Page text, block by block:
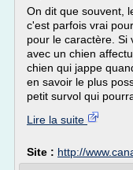
On dit que souvent,
c'est parfois vrai
pour le caractère. Si
avec un chien
chien qui jappe
en savoir le plus
petit survol qui
Lire la suite
Site : http://